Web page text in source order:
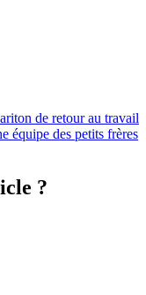
de retour au travail
équipe des petits frères
?